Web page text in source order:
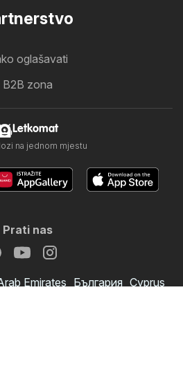
oglašavati
B2B zona
Letkomat
na jednom mjestu
Prati nas
Emirates България Cyprus